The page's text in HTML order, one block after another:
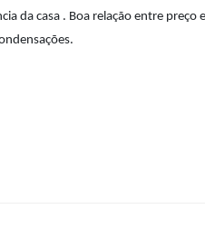
da casa . Boa relação entre preço